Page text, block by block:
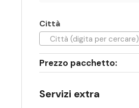
Città
Città (digita per cercare)
Prezzo pacchetto:
Servizi extra